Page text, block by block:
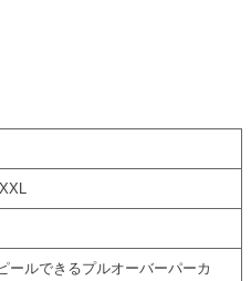
ールできるプルオーバーパーカ